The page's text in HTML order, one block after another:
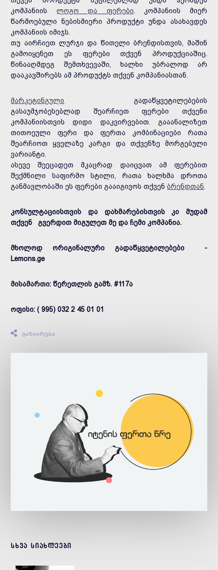
კომპანიის ლოგო და ფერები . კომპანიის მიერ
წარმოებული ნებისმიერი პროდუქტი უნდა ასახავდეს
კომპანიის იმიჯს.
თუ აირჩიეთ ლურჯი და წითელი ბრენდისთვის, მაშინ
გამოიყენეთ ეს ფერები თქვენ პროდუქციაშიც.
წინააღმდეგ შემთხვევაში, ხალხი უბრალოდ არ
დააკავშირებს ამ პროდუქტს თქვენ კომპანიასთან.
მარკეტინგული გადაწყვეტილებების
გასაუმჯობესებლად შეარჩიეთ ფერები თქვენი
კომპანიისთვის დიდი დაკვირვებით. გააანალიზეთ
თითოეული ფერი და ფერთა კომბინაციები რათა
შეარჩიოთ ყველაზე კარგი და თქვენზე მორგებული
ვარიანტი.
ასევე შეეცადეთ მკაცრად დაიცვათ ამ ფერებით
შექმნილი საფირმო სტილი, რათა ხალხმა დროთა
განმავლობაში ეს ფერები გააიგივოს თქვენბრენდთან
კონსულტაციისთვის და დახმარებისთვის კი მუდამ
თქვენ გვერდით მიგულეთ მე და ჩემი კომპანია.
მხოლოდ ორიგინალური გადაწყვეტილებები -
Lemons.ge
მისამართი: წერეთლის გამზ. #117ა
ოფისი: ( 995) 032 2 45 01 01
გაზიარება
სხვა სიახლეები